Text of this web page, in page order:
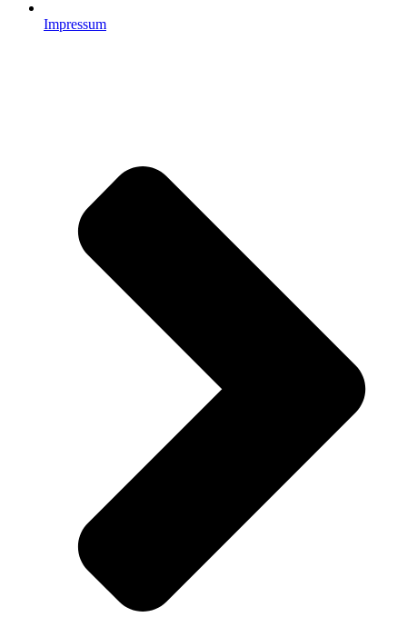
Impressum